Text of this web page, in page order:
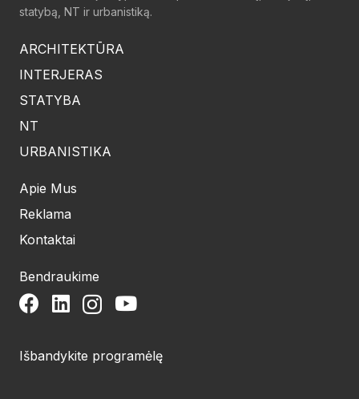
statybą, NT ir urbanistiką.
ARCHITEKTŪRA
INTERJERAS
STATYBA
NT
URBANISTIKA
Apie Mus
Reklama
Kontaktai
Bendraukime
Išbandykite programėlę